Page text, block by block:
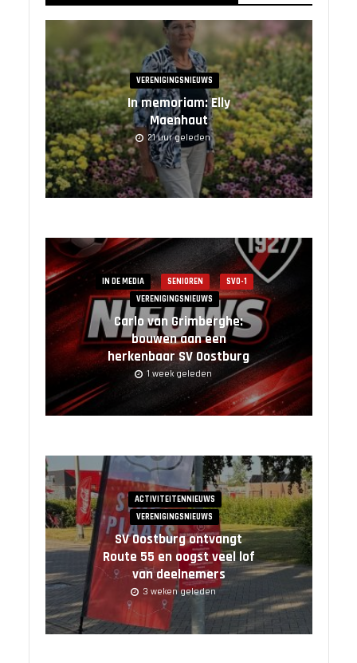
VERENIGINGSNIEUWS
In memoriam: Elly
Maenhaut
21 uur geleden
IN DE MEDIA SENIOREN
SVO-1
VERENIGINGSNIEUWS
Carlo van Grimberghe:
bouwen aan een
herkenbaar SV Oostburg
1 week geleden
ACTIVITEITENNIEUWS
VERENIGINGSNIEUWS
SV Oostburg ontvangt
Route 55 en oogst veel lof
van deelnemers
3 weken geleden